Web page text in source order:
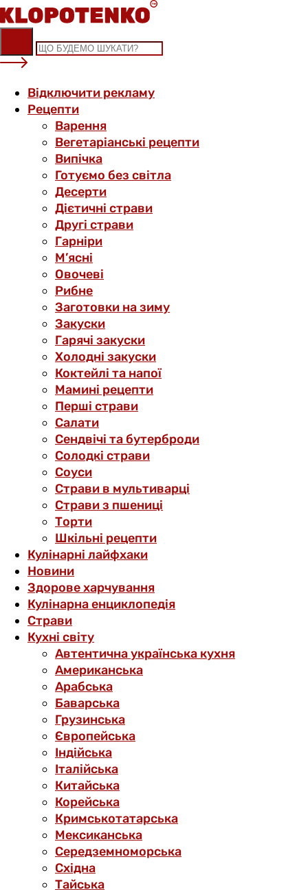
Skip
to
content
Відключити рекламу
Рецепти
Варення
Вегетаріанські рецепти
Випічка
Готуємо без світла
Десерти
Дієтичні страви
Другі страви
Гарніри
М’ясні
Овочеві
Рибне
Заготовки на зиму
Закуски
Гарячі закуски
Холодні закуски
Коктейлі та напої
Мамині рецепти
Перші страви
Салати
Сендвічі та бутерброди
Солодкі страви
Соуси
Страви в мультиварці
Страви з пшениці
Торти
Шкільні рецепти
Кулінарні лайфхаки
Новини
Здорове харчування
Кулінарна енциклопедія
Страви
Кухні світу
Автентична українська кухня
Американська
Арабська
Баварська
Грузинська
Європейська
Індійська
Італійська
Китайська
Корейська
Кримськотатарська
Мексиканська
Середземноморська
Східна
Тайська